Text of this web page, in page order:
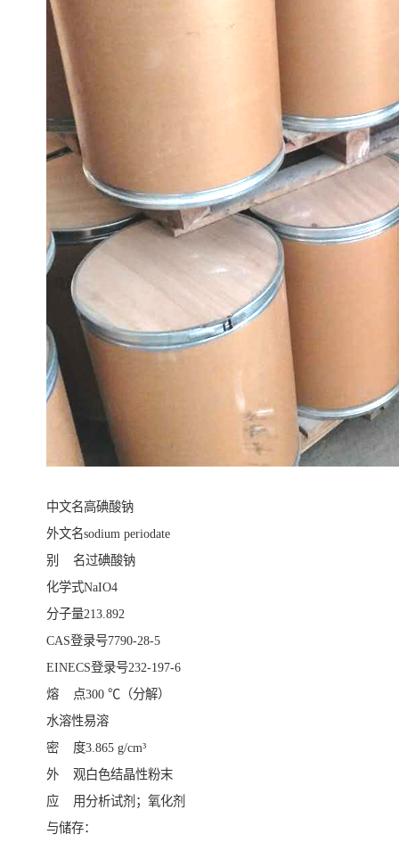
中文名高碘酸钠
外文名sodium periodate
别 名过碘酸钠
化学式NaIO4
分子量213.892
CAS登录号7790-28-5
EINECS登录号232-197-6
熔 点300 ℃（分解）
水溶性易溶
密 度3.865 g/cm³
外 观白色结晶性粉末
应 用分析试剂；氧化剂
与储存：